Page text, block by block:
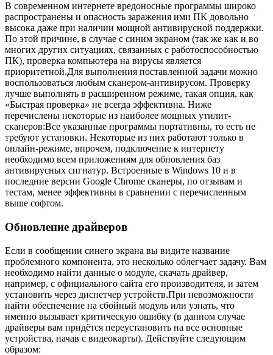
В современном интернете вредоносные программы широко
распространены и опасность заражения ими ПК довольно
высока даже при наличии мощной антивирусной поддержки.
По этой причине, в случае с синим экраном (так же как и во
многих других ситуациях, связанных с работоспособностью
ПК), проверка компьютера на вирусы является
приоритетной.Для выполнения поставленной задачи можно
воспользоваться любым сканером-антивирусом. Проверку
лучше выполнять в расширенном режиме, такая опция, как
«Быстрая проверка» не всегда эффективна. Ниже
перечислены некоторые из наиболее мощных утилит-
сканеров:Все указанные программы портативны, то есть не
требуют установки. Некоторые из них работают только в
онлайн-режиме, впрочем, подключение к интернету
необходимо всем приложениям для обновления баз
антивирусных сигнатур. Встроенные в Windows 10 и в
последние версии Google Chrome сканеры, по отзывам и
тестам, менее эффективны в сравнении с перечисленным
выше софтом.
Обновление драйверов
Если в сообщении синего экрана вы видите название
проблемного компонента, это несколько облегчает задачу. Вам
необходимо найти данные о модуле, скачать драйвер,
например, с официального сайта его производителя, и затем
установить через диспетчер устройств.При невозможности
найти обеспечение на сбойный модуль или узнать, что
именно вызывает критическую ошибку (в данном случае
драйверы вам придётся переустановить на все основные
устройства, начав с видеокарты). Действуйте следующим
образом: